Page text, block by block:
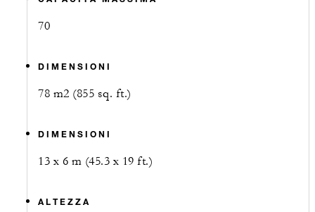
70
DIMENSIONI
78 m2 (855 sq. ft.)
DIMENSIONI
13 x 6 m (45.3 x 19 ft.)
ALTEZZA